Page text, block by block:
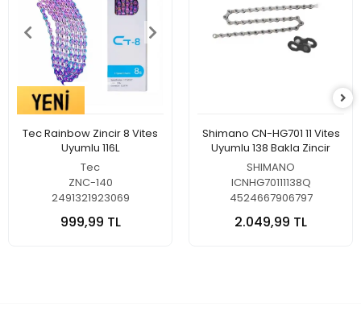
Tec Rainbow Zincir 8 Vites
Uyumlu 116L
Tec
ZNC-140
2491321923069
999,99 TL
Shimano CN-HG701 11 Vites
Uyumlu 138 Bakla Zincir
SHIMANO
ICNHG70111138Q
4524667906797
2.049,99 TL